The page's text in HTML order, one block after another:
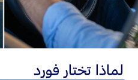
لماذا تختار فورد